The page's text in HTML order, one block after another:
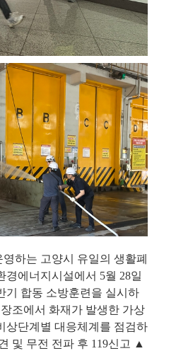
하는 고양시 유일의 생활폐
경에너지시설에서 5월 28일
기 합동 소방훈련을 실시하
조에서 화재가 발생한 가상
상단계별 대응체계를 점검하
및 무전 전파 후 119신고 ▲